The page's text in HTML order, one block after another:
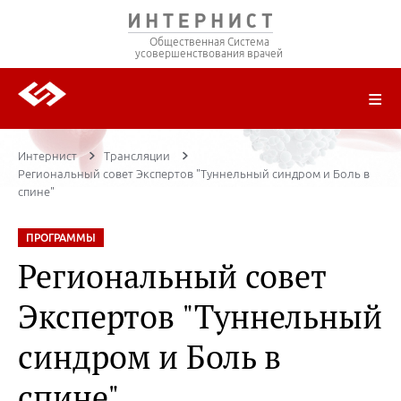
Общественная Система
усовершенствования врачей
ЦИКЛЫ ПЕРЕДАЧ
Интернист
Трансляции
Региональный совет Экспертов "Туннельный синдром и Боль в
спине"
ПРОГРАММЫ
Региональный совет
Экспертов "Туннельный
синдром и Боль в